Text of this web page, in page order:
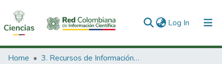
Log In (current)
Communities & Collections
Home
3. Recursos de Información Científica y Tecnológica